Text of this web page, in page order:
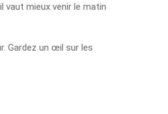
vaut mieux venir le matin
Gardez un œil sur les